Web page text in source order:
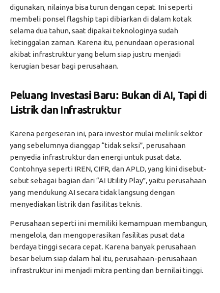
digunakan, nilainya bisa turun dengan cepat. Ini seperti
membeli ponsel flagship tapi dibiarkan di dalam kotak
selama dua tahun, saat dipakai teknologinya sudah
ketinggalan zaman. Karena itu, penundaan operasional
akibat infrastruktur yang belum siap justru menjadi
kerugian besar bagi perusahaan.
Peluang Investasi Baru: Bukan di AI, Tapi di
Listrik dan Infrastruktur
Karena pergeseran ini, para investor mulai melirik sektor
yang sebelumnya dianggap “tidak seksi”, perusahaan
penyedia infrastruktur dan energi untuk pusat data.
Contohnya seperti IREN, CIFR, dan APLD, yang kini disebut-
sebut sebagai bagian dari “AI Utility Play”, yaitu perusahaan
yang mendukung AI secara tidak langsung dengan
menyediakan listrik dan fasilitas teknis.
Perusahaan seperti ini memiliki kemampuan membangun,
mengelola, dan mengoperasikan fasilitas pusat data
berdaya tinggi secara cepat. Karena banyak perusahaan
besar belum siap dalam hal itu, perusahaan-perusahaan
infrastruktur ini menjadi mitra penting dan bernilai tinggi.